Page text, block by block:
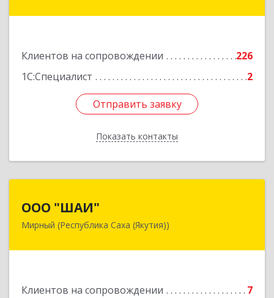
Клиентов на сопровождении
226
1С:Специалист
2
Отправить заявку
Показать контакты
Подробнее
Отправить заявку
Назад
ООО "ШАИ"
Мирный (Республика Саха (Якутия))
Клиентов на сопровождении 7
678175, Республика Саха (Якутия), у.
Подробнее